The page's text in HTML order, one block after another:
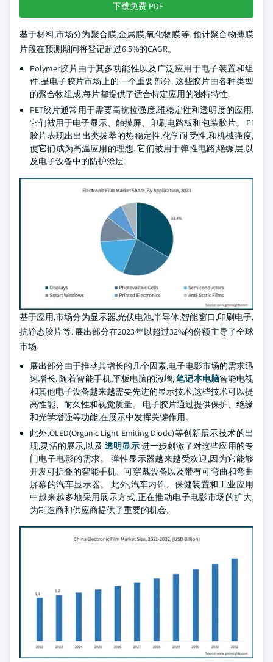
下载免费 PDF
基于材料,市场分为聚合膜,金属膜,氧化物膜等. 预计聚合物薄膜
片段在预测期间将登记超过6.5%的CAGR。
Polymer胶片由于其多功能性以及广泛应用于电子装置和组
件,是电子胶片市场上的一个重要部分. 这些胶片由各种类型
的聚合物组成,每片都提供了适合特定应用的独特特性.
PET胶片通常用于需要高抗拉强度,维稳定性和透明度的应用.
它们被用于电子显示、触摸屏、印刷电路板和包装胶片。 PI
胶片表现出出出类拔萃的热稳定性,化学耐受性,和机械强度,
使它们成为高温应用的理想. 它们被用于弹性电路,绝缘层,以
及电子设备中的防护涂层.
基于应用,市场分为显示器,光伏电池,半导体,智能窗口,印刷电子,
抗静态胶片等. 展出部分在2023年以超过32%的份额主导了全球
市场.
展出部分由于推动其增长的几个因素,电子电影市场的需求迅
速增长. 随着智能手机,平板电脑的激增,笔记本电脑智能电视
和其他电子设备越来越需要先进的显示技术,这些技术可以提
高性能、耐久性和视觉质量。 电子胶片通过提供保护、绝缘
和光学增强等功能,在展示中发挥关键作用。
此外,OLED(Organic Light Emiting Diode)等创新展示技术的出
现,灵活的展示,以及 透明显示进一步刺激了对这些应用的专
门电子电影的需求。 弹性显示器越来越受欢迎,因为它能够
开发可折叠的智能手机、可穿戴设备以及带有可弯曲和弯曲
屏幕的汽车显示器。 此外,汽车内饰、保健装置和工业应用
中越来越多地采用展示方式,正在推动电子电影市场的扩大,
为制造商和供应商提供了重要的机会。